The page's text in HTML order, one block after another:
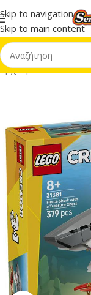
Skip to navigation
Skip to main content
Αρχική σελίδα/